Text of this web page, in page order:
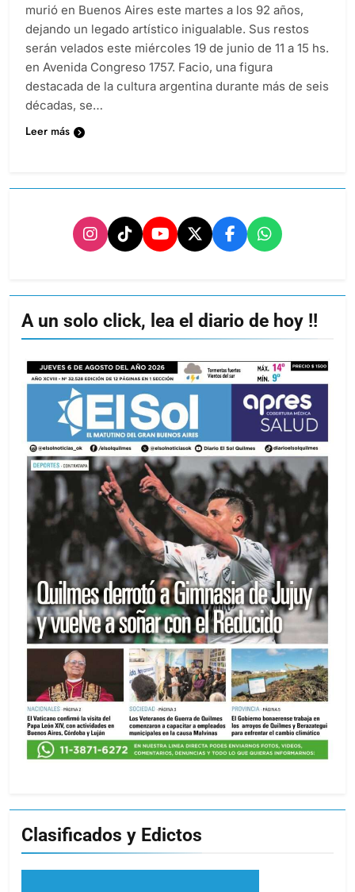
murió en Buenos Aires este martes a los 92 años,
dejando un legado artístico inigualable. Sus restos
serán velados este miércoles 19 de junio de 11 a 15 hs.
en Avenida Congreso 1757. Facio, una figura
destacada de la cultura argentina durante más de seis
décadas, se…
Leer más
A un solo click, lea el diario de hoy !!
Clasificados y Edictos